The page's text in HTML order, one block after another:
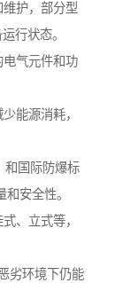
护，部分型
行状态。
气元件和功
能源消耗，
和国际防爆标
安全性。
、立式等，
劣环境下仍能